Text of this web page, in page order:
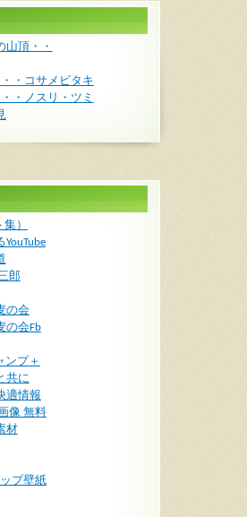
山頂・・
・コサメビタキ
・ノスリ・ツミ
）
郎
の会
の会Fb
ンプ＋
共に
適情報
像 無料
材
プ壁紙